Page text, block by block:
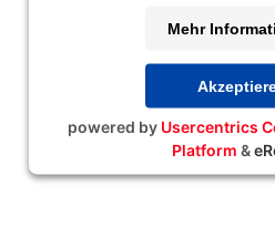
Mehr
powered by Usercentrics
Platform &